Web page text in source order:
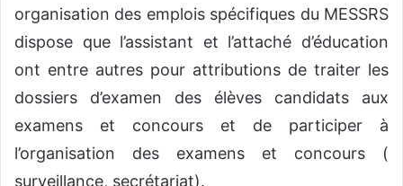
organisation des emplois spécifiques du MESSRS
dispose que l’assistant et l’attaché d’éducation
ont entre autres pour attributions de traiter les
dossiers d’examen des élèves candidats aux
examens et concours et de participer à
l’organisation des examens et concours (
surveillance, secrétariat).